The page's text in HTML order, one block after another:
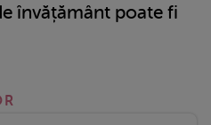
învățământ poate fi